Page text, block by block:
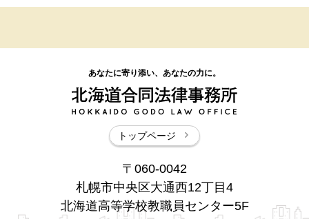
あなたに寄り添い、あなたの力に。
トップページ
〒060-0042
札幌市中央区大通西12丁目4
北海道高等学校教職員センター5F